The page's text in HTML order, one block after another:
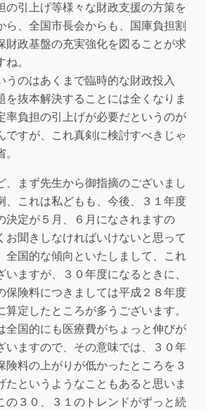
の引上げ等様々な財政支援の方策を
ら、全国市長会からも、国庫負担割
財政基盤の充実強化を図ることが求
。
のはあくまで臨時的な財政投入
を抜本解決することには全くなりま
率負担の引上げが必要だというのが
ですが、これ真剣に検討すべきじゃ
まず先生から御指摘のございまし
、これは私どもも、今後、３１年度
決定が５月、６月になされますの
お聞きしなければいけないと思って
全国的な傾向といたしまして、これ
ますが、３０年度になるときに、
保険料につきましては平成２８年度
定したところが多うございます。
全国的にも医療費がちょっと伸びが
いますので、その意味では、３０年
険料の上がりが低かったところを３
たというようなこともあると思いま
の３０、３１のトレンドがずっと続